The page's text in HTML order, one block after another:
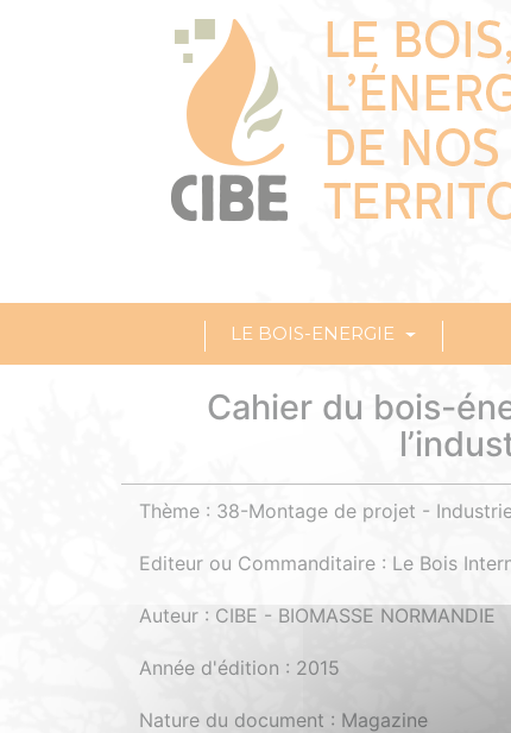
LE BOIS-ENERGIE
Cahier du bois-
Thème : 38-Montage de projet -
Editeur ou Commanditaire : Le Bois
Auteur : CIBE - BIOMASSE NORMANDIE
Année d'édition : 2015
Nature du document : Magazine